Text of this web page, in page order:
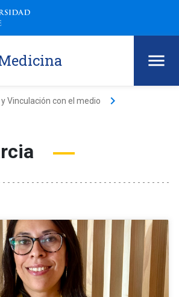
Vinculación con el medio keyboard_arrow_right